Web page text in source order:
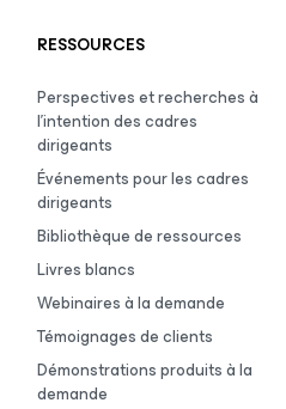
RESSOURCES
Perspectives et recherches à
l’intention des cadres
dirigeants
Événements pour les cadres
dirigeants
Bibliothèque de ressources
Livres blancs
Webinaires à la demande
Témoignages de clients
Démonstrations produits à la
demande